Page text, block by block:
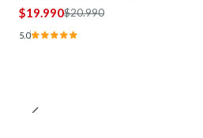
$19.990$20.990
5.0